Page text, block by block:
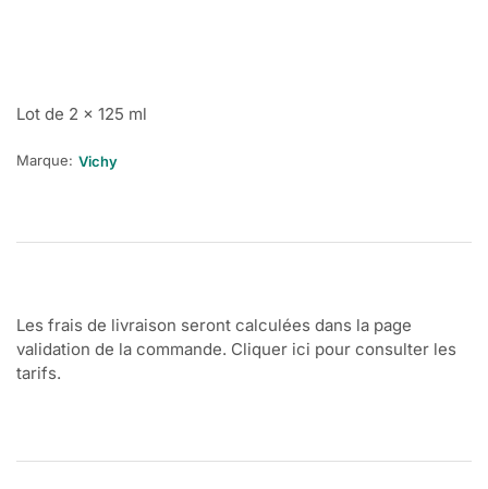
Lot de 2 x 125 ml
Marque: Vichy
Les frais de livraison seront calculées dans la page
validation de la commande. Cliquer ici pour consulter les
tarifs.